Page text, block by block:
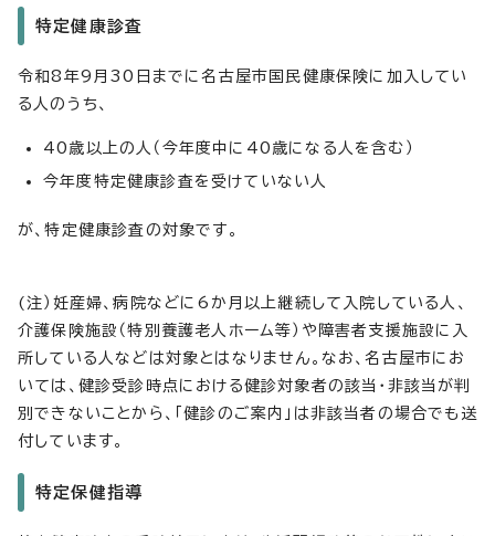
特定健康診査
令和8年9月30日までに名古屋市国民健康保険に加入してい
る人のうち、
40歳以上の人（今年度中に40歳になる人を含む）
今年度特定健康診査を受けていない人
が、特定健康診査の対象です。
(注）妊産婦、病院などに6か月以上継続して入院している人、
介護保険施設（特別養護老人ホーム等）や障害者支援施設に入
所している人などは対象とはなりません。なお、名古屋市にお
いては、健診受診時点における健診対象者の該当・非該当が判
別できないことから、「健診のご案内」は非該当者の場合でも送
付しています。
特定保健指導